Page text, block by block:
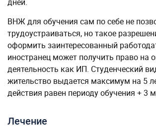
ВНЖ для обучения сам по себе не
трудоустраиваться, но такое
оформить заинтересованный
иностранец может получить право на
деятельность как ИП. Студенческий
жительство выдается максимум на 5
действия равен периоду обучения + 3
Лечение